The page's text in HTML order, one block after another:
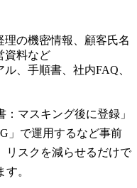
の機密情報、顧客氏名
資料など
、手順書、社内FAQ、
マスキング後に登録」
」で運用するなど事前
リスクを減らせるだけで
。